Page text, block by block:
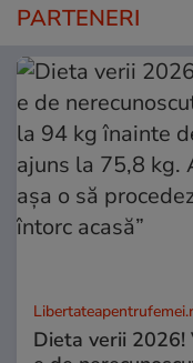
PARTENERI
Dieta verii 2026!